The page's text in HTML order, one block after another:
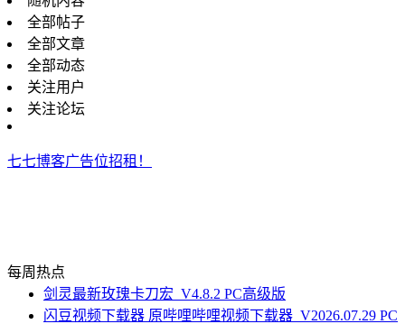
全部帖子
全部文章
全部动态
关注用户
关注论坛
七七博客广告位招租！
每周热点
剑灵最新玫瑰卡刀宏_V4.8.2 PC高级版
闪豆视频下载器 原哔哩哔哩视频下载器_V2026.07.29 PC